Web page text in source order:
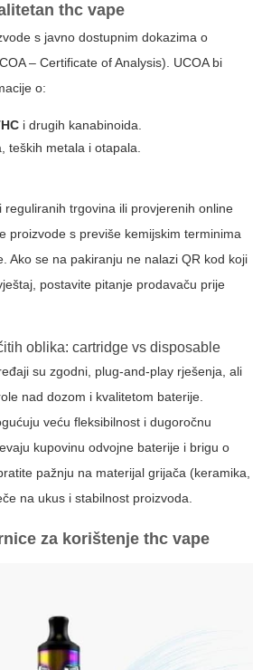
thc vape
s javno dostupnim dokazima o
– Certificate of Analysis). UCOA bi
o:
i drugih kanabinoida.
teških metala i otapala.
reguliranih trgovina ili provjerenih online
proizvode s previše kemijskim terminima
Ako se na pakiranju ne nalazi QR kod koji
postavite pitanje prodavaču prije
oblika: cartridge vs disposable
su zgodni, plug-and-play rješenja, ali
nad dozom i kvalitetom baterije.
veću fleksibilnost i dugoročnu
kupovinu odvojne baterije i brigu o
pažnju na materijal grijača (keramika,
na ukus i stabilnost proizvoda.
za korištenje thc vape